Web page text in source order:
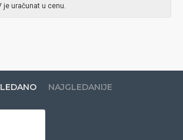
je uračunat u cenu.
NAJGLEDANIJE